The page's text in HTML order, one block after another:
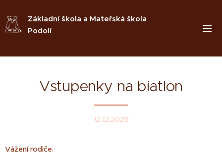
Základní škola a Mateřská škola
Podolí
Vstupenky na biatlon
12.12.2025
Vážení rodiče.